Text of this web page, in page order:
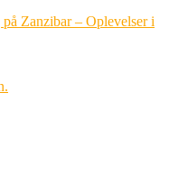
Zanzibar – Oplevelser i